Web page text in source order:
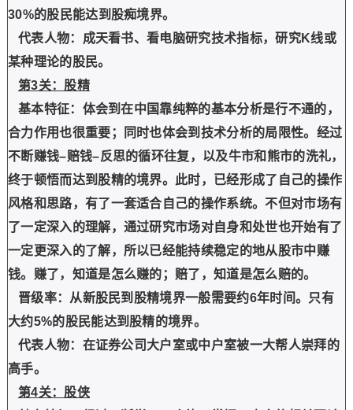
30%的股民能达到股痴境界。
代表人物：成天看书、看电脑研究技术指标，研究K线或
某种理论的股民。
第3关：股精
基本特征：体会到在中国靠纯粹的基本分析是行不通的，
合力作用也很重要；同时也体会到技术分析的局限性。经过
不断赚钱–赔钱–反思的循环往复，以及牛市和熊市的洗礼，
终于顿悟而达到股精的境界。此时，已经形成了自己的操作
风格和思路，有了一套适合自己的操作系统。不但对市场有
了一定深入的理解，通过研究市场对自身和处世也开始有了
一定更深入的了解，所以已经能持续稳定的地从股市中赚
钱。赚了，知道是怎么赚的；赔了，知道是怎么赔的。
晋级率：从新股民到股精境界一般需要约6年时间。只有
大约5%的股民能达到股精的境界。
代表人物：在证券公司大户室或中户室被一大帮人崇拜的
高手。
第4关：股侠